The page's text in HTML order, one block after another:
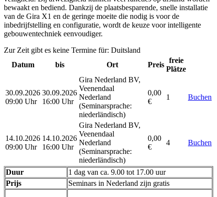
bewaakt en bediend. Dankzij de plaatsbesparende, snelle installatie
van de Gira X1 en de geringe moeite die nodig is voor de
inbedrijfstelling en configuratie, wordt de keuze voor intelligente
gebouwentechniek eenvoudiger.
Zur Zeit gibt es keine Termine für: Duitsland
Datum
bis Ort Preis
freie
Plätze
30.09.2026
09:00 Uhr
30.09.2026
16:00 Uhr
Gira Nederland BV,
Veenendaal
Nederland
(Seminarsprache:
niederländisch)
0,00
€
1 Buchen
14.10.2026
09:00 Uhr
14.10.2026
16:00 Uhr
Gira Nederland BV,
Veenendaal
Nederland
(Seminarsprache:
niederländisch)
0,00
€
4 Buchen
Duur
1 dag van ca. 9.00 tot 17.00 uur
Prijs
Seminars in Nederland zijn gratis